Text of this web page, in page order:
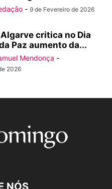
- 9 de Fevereiro de 2026
critica no Dia
Paz aumento da...
Mendonça -
2026
NÓS